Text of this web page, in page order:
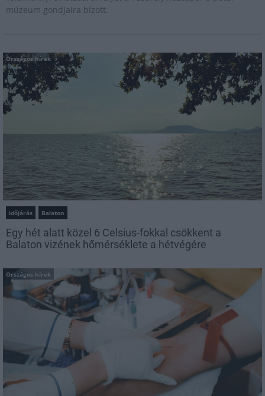
múzeum gondjaira bízott.
Országos hírek
időjárás Balaton
Egy hét alatt közel 6 Celsius-fokkal csökkent a
Balaton vizének hőmérséklete a hétvégére
Országos hírek